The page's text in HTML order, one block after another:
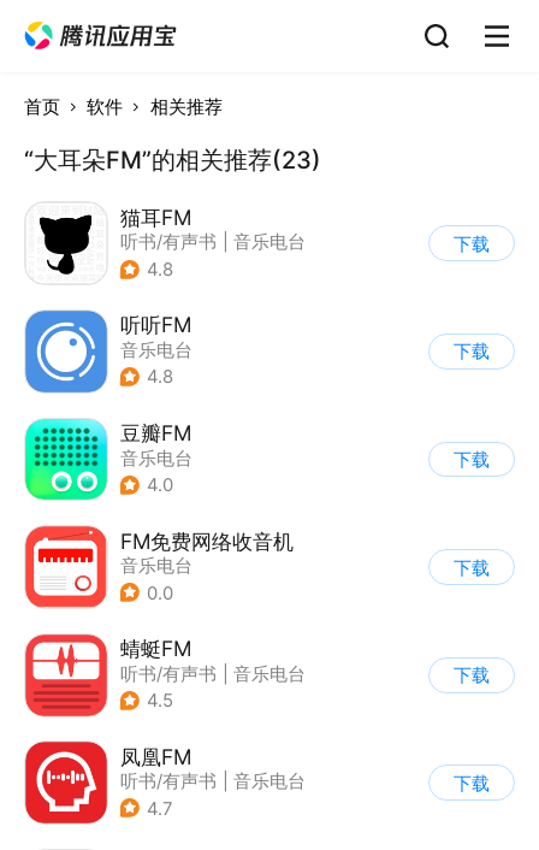
首页 软件 相关推荐
“大耳朵FM”的相关推荐(23)
猫耳FM
听书/有声书
音乐电台
4.8
下载
听听FM
音乐电台
4.8
下载
豆瓣FM
音乐电台
4.0
下载
FM免费网络收音机
音乐电台
0.0
下载
蜻蜓FM
听书/有声书
音乐电台
4.5
下载
凤凰FM
听书/有声书
音乐电台
4.7
下载